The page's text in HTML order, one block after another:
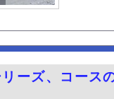
ントから性被害！？←コレマ
ｗ ｗｗｗ
ｗｗｗｗｗ
エリア利用有料化すれば
ーズ、コース